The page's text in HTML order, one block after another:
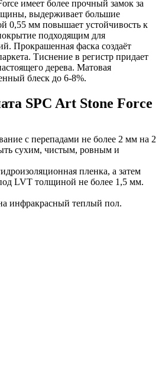
имеет более прочный замок за
выдерживает большие
0,55 мм повышает устойчивость к
подходящим для
Прокрашенная фаска создаёт
Тиснение в регистр придает
дерева. Матовая
блеск до 6-8%.
SPC Art Stone Force
с перепадами не более 2 мм на 2
сухим, чистым, ровным и
пленка, а затем
LVT толщиной не более 1,5 мм.
инфракрасный теплый пол.